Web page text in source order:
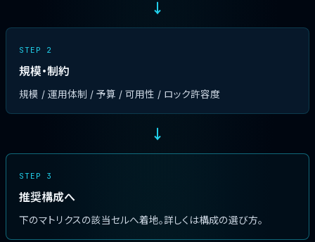
→
STEP 2
規模・制約
規模 / 運用体制 / 予算 / 可用性 / ロック許容度
→
STEP 3
推奨構成へ
下のマトリクスの該当セルへ着地。詳しくは構成の選び方。